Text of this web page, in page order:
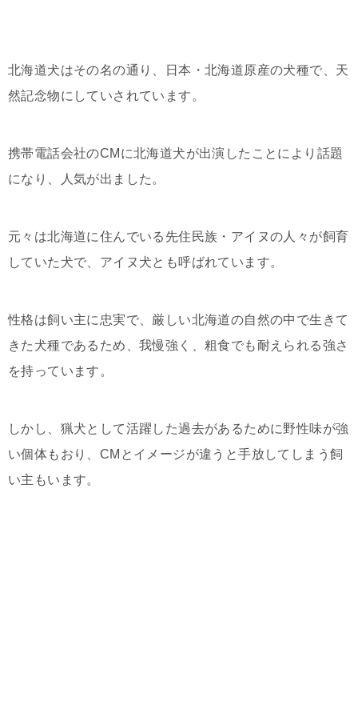
北海道犬はその名の通り、日本・北海道原産の犬種で、天
然記念物にしていされています。
携帯電話会社のCMに北海道犬が出演したことにより話題
になり、人気が出ました。
元々は北海道に住んでいる先住民族・アイヌの人々が飼育
していた犬で、アイヌ犬とも呼ばれています。
性格は飼い主に忠実で、厳しい北海道の自然の中で生きて
きた犬種であるため、我慢強く、粗食でも耐えられる強さ
を持っています。
しかし、猟犬として活躍した過去があるために野性味が強
い個体もおり、CMとイメージが違うと手放してしまう飼
い主もいます。